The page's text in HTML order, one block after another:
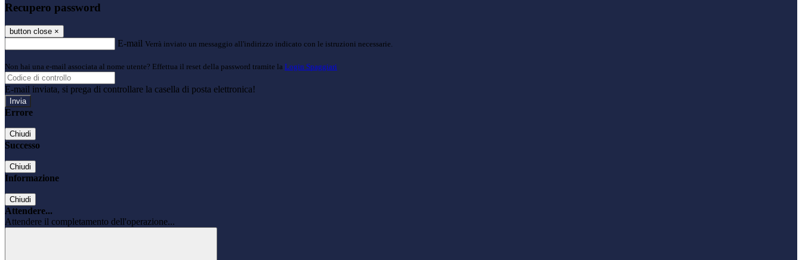
Recupero password
button close ×
E-mail Verrà inviato un messaggio all'indirizzo indicato con le istruzioni necessarie.
Non hai una e-mail associata al nome utente? Effettua il reset della password tramite la Login Spaggiari
E-mail inviata, si prega di controllare la casella di posta elettronica!
Errore
Chiudi
Successo
Chiudi
Informazione
Chiudi
Attendere...
Attendere il completamento dell'operazione...